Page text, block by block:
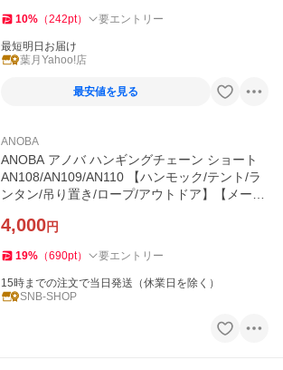
10% （242pt） 要エントリー
最短明日お届け
葉月Yahoo!店
最安値を見る
ANOBA
ANOBA アノバ ハンギングチェーン ショート
AN108/AN109/AN110 【ハンモック/テント/ラ
ンタン/吊り置き/ロープ/アウトドア】【メール
4,000円
19% （690pt） 要エントリー
15時までの注文で当日発送（休業日を除く）
SNB-SHOP